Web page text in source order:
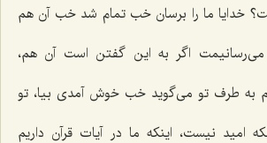
خدایا ما را برسان خب تمام شد خب آن هم
اگر به این گفتن است آن هم،
به طرف تو می‌گوید خب خوش آمدی بیا، تو
امید نیست، اینکه ما در آیات قرآن داریم